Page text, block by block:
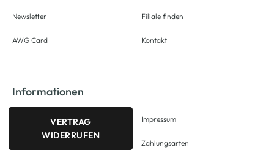
Newsletter
AWG Card
Filiale finden
Kontakt
Informationen
VERTRAG
WIDERRUFEN
Impressum
Zahlungsarten